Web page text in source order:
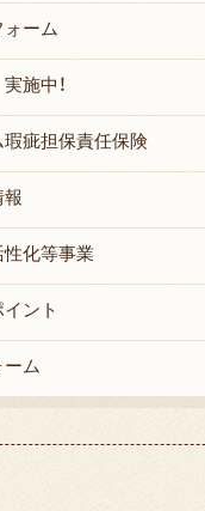
ーム
施中！
瑕疵担保責任保険
報
化等事業
ント
ム